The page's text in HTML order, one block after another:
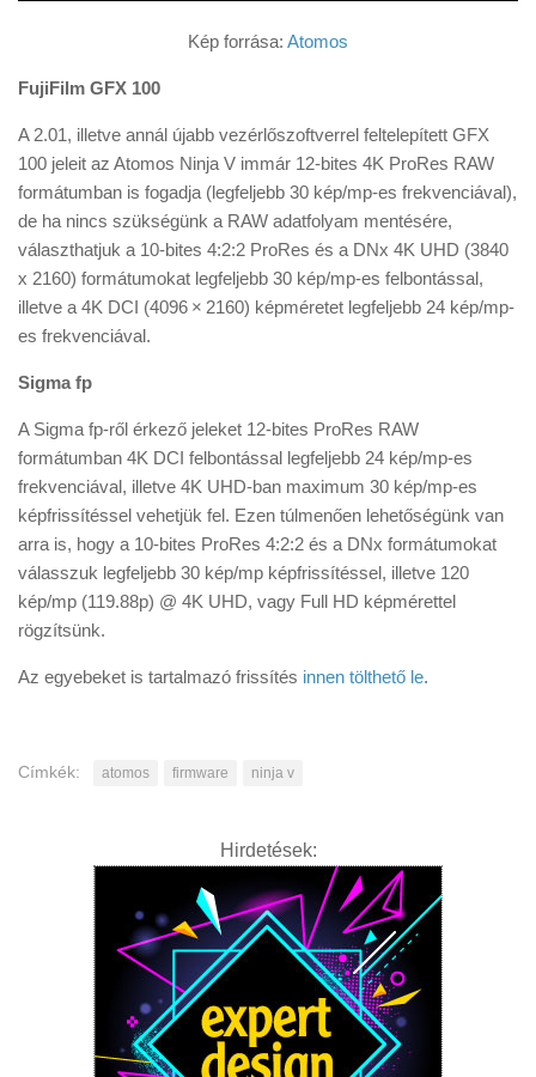
Kép forrása: Atomos
FujiFilm GFX 100
A 2.01, illetve annál újabb vezérlőszoftverrel feltelepített GFX
100 jeleit az Atomos Ninja V immár 12-bites 4K ProRes RAW
formátumban is fogadja (legfeljebb 30 kép/mp-es frekvenciával),
de ha nincs szükségünk a RAW adatfolyam mentésére,
választhatjuk a 10-bites 4:2:2 ProRes és a DNx 4K UHD (3840
x 2160) formátumokat legfeljebb 30 kép/mp-es felbontással,
illetve a 4K DCI (4096 × 2160) képméretet legfeljebb 24 kép/mp-
es frekvenciával.
Sigma fp
A Sigma fp-ről érkező jeleket 12-bites ProRes RAW
formátumban 4K DCI felbontással legfeljebb 24 kép/mp-es
frekvenciával, illetve 4K UHD-ban maximum 30 kép/mp-es
képfrissítéssel vehetjük fel. Ezen túlmenően lehetőségünk van
arra is, hogy a 10-bites ProRes 4:2:2 és a DNx formátumokat
válasszuk legfeljebb 30 kép/mp képfrissítéssel, illetve 120
kép/mp (119.88p) @ 4K UHD, vagy Full HD képmérettel
rögzítsünk.
Az egyebeket is tartalmazó frissítés innen tölthető le.
Címkék: atomos firmware ninja v
Hirdetések: